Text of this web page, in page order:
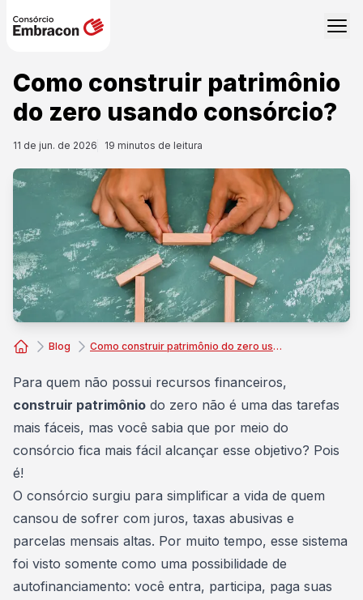
Como construir patrimônio
do zero usando consórcio?
11 de jun. de 2026 19 minutos de leitura
Blog Como construir patrimônio do zero usando consórcio?
Para quem não possui recursos financeiros,
construir patrimônio do zero não é uma das tarefas
mais fáceis, mas você sabia que por meio do
consórcio fica mais fácil alcançar esse objetivo? Pois
é!
O consórcio surgiu para simplificar a vida de quem
cansou de sofrer com juros, taxas abusivas e
parcelas mensais altas. Por muito tempo, esse sistema
foi visto somente como uma possibilidade de
autofinanciamento: você entra, participa, paga suas